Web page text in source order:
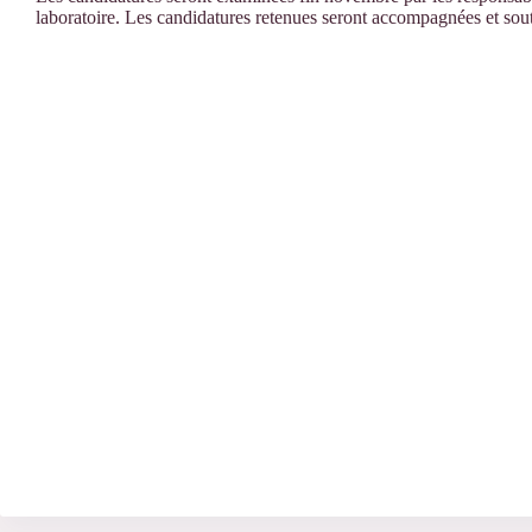
laboratoire. Les candidatures retenues seront accompagnées et